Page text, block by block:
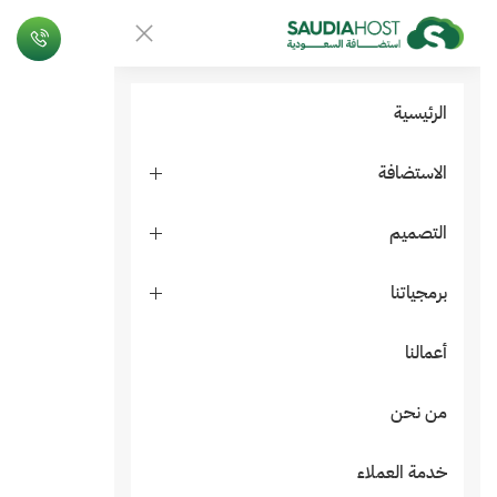
الرئيسية
الاستضافة
التصميم
برمجياتنا
أعمالنا
من نحن
خدمة العملاء